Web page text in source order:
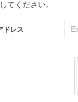
てください。
ドレス